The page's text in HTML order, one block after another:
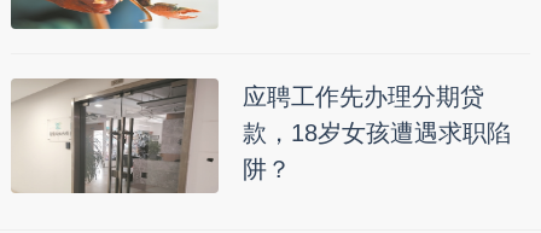
应聘工作先办理分期贷
款，18岁女孩遭遇求职陷
阱？